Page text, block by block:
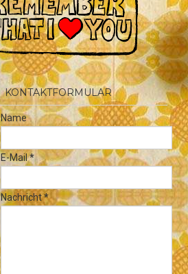
KONTAKTFORMULAR
Name
E-Mail*
Nachricht*